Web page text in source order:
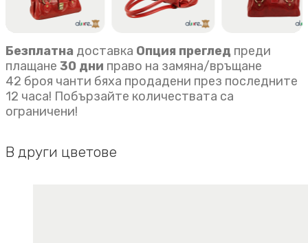
Безплатна доставка Опция преглед преди
плащане 30 дни право на замяна/връщане
42 броя чанти бяха продадени през последните
12 часа! Побързайте количествата са
ограничени!
В други цветове